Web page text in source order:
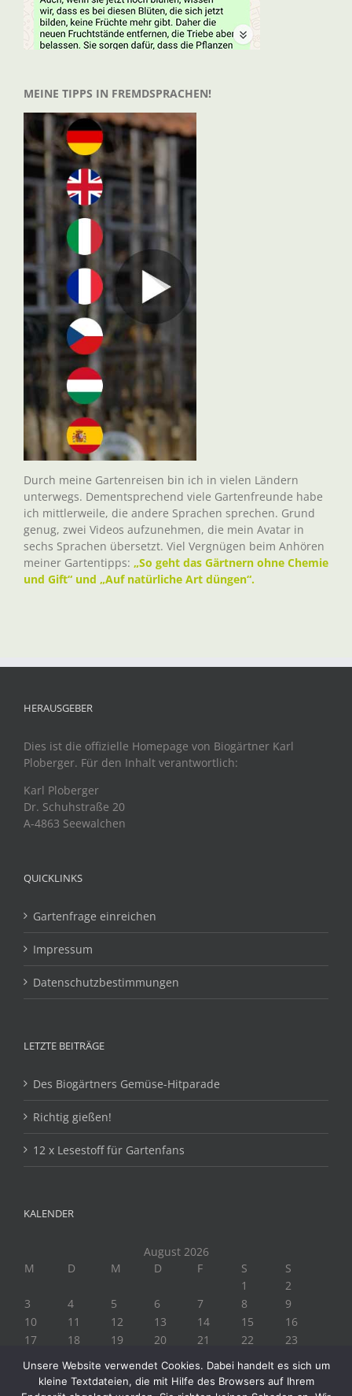
MEINE TIPPS IN FREMDSPRACHEN!
Durch meine Gartenreisen bin ich in vielen Ländern
unterwegs. Dementsprechend viele Gartenfreunde habe
ich mittlerweile, die andere Sprachen sprechen. Grund
genug, zwei Videos aufzunehmen, die mein Avatar in
sechs Sprachen übersetzt. Viel Vergnügen beim Anhören
meiner Gartentipps: „So geht das Gärtnern ohne Chemie
und Gift“ und „Auf natürliche Art düngen“.
HERAUSGEBER
Dies ist die offizielle Homepage von Biogärtner Karl
Ploberger. Für den Inhalt verantwortlich:
Karl Ploberger
Dr. Schuhstraße 20
A-4863 Seewalchen
QUICKLINKS
Gartenfrage einreichen
Impressum
Datenschutzbestimmungen
LETZTE BEITRÄGE
Des Biogärtners Gemüse-Hitparade
Richtig gießen!
12 x Lesestoff für Gartenfans
KALENDER
August 2026
M
D M D F S
S
1
2
3
4 5 6 7 8
9
10
11 12 13 14 15
16
17
18 19 20 21 22
23
« Juli
Unsere Website verwendet Cookies. Dabei handelt es sich um
kleine Textdateien, die mit Hilfe des Browsers auf Ihrem